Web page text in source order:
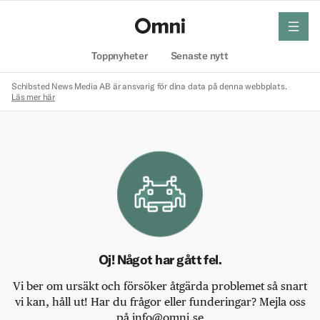
Toppnyheter Senaste nytt
meny
Schibsted News Media AB är ansvarig för dina data på denna webbplats.
Läs mer här
Oj! Något har gått fel.
Vi ber om ursäkt och försöker åtgärda problemet så snart
vi kan, håll ut! Har du frågor eller funderingar? Mejla oss